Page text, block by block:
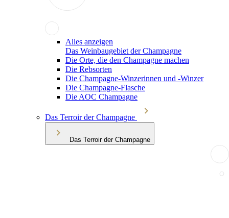
Alles anzeigen
Das Weinbaugebiet der Champagne
Die Orte, die den Champagne machen
Die Rebsorten
Die Champagne-Winzerinnen und -Winzer
Die Champagne-Flasche
Die AOC Champagne
Das Terroir der Champagne
Das Terroir der Champagne